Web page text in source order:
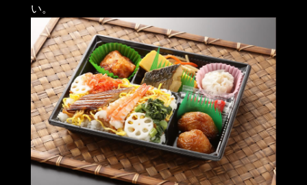
い。